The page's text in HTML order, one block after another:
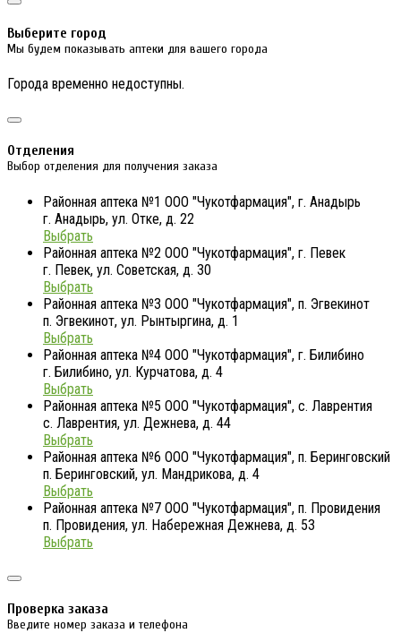
Выберите город
Мы будем показывать аптеки для вашего города
Города временно недоступны.
Отделения
Выбор отделения для получения заказа
Районная аптека №1 ООО "Чукотфармация", г. Анадырь
г. Анадырь, ул. Отке, д. 22
Выбрать
Районная аптека №2 ООО "Чукотфармация", г. Певек
г. Певек, ул. Советская, д. 30
Выбрать
Районная аптека №3 ООО "Чукотфармация", п. Эгвекинот
п. Эгвекинот, ул. Рынтыргина, д. 1
Выбрать
Районная аптека №4 ООО "Чукотфармация", г. Билибино
г. Билибино, ул. Курчатова, д. 4
Выбрать
Районная аптека №5 ООО "Чукотфармация", с. Лаврентия
с. Лаврентия, ул. Дежнева, д. 44
Выбрать
Районная аптека №6 ООО "Чукотфармация", п. Беринговский
п. Беринговский, ул. Мандрикова, д. 4
Выбрать
Районная аптека №7 ООО "Чукотфармация", п. Провидения
п. Провидения, ул. Набережная Дежнева, д. 53
Выбрать
Проверка заказа
Введите номер заказа и телефона